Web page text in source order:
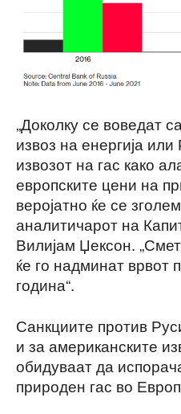
„Доколку се воведат
извоз на енергија или
извозот на гас како
европските цени на
веројатно ќе се
аналитичарот на
Вилијам Џексон.
ќе го надминат врвот
година“.
Санкциите против
и за американските
обидуваат да
природен гас во